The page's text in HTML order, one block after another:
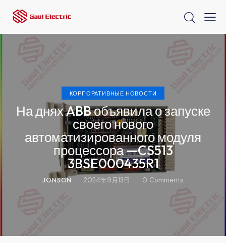
КОРПОРАТИВНЫЕ НОВОСТИ
На днях ABB объявила о запуске
своего нового
автоматизированного модуля
процессора —CS513
3BSE000435R1
JONSON 2024年9月13日 0 Comments